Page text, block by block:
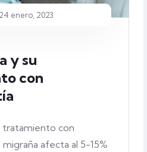
24 enero, 2023
y su
con
tratamiento con
afecta al 5-15%